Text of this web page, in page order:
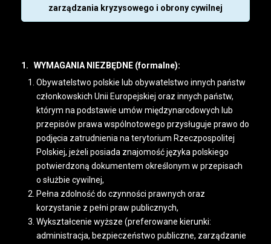
zarządzania kryzysowego i obrony cywilnej
1. WYMAGANIA NIEZBĘDNE (formalne):
Obywatelstwo polskie lub obywatelstwo innych państw
członkowskich Unii Europejskiej oraz innych państw,
którym na podstawie umów międzynarodowych lub
przepisów prawa wspólnotowego przysługuje prawo do
podjęcia zatrudnienia na terytorium Rzeczpospolitej
Polskiej, jeżeli posiada znajomość języka polskiego
potwierdzoną dokumentem określonym w przepisach
o służbie cywilnej,
Pełna zdolność do czynności prawnych oraz
korzystanie z pełni praw publicznych,
Wykształcenie wyższe (preferowane kierunki:
administracja, bezpieczeństwo publiczne, zarządzanie